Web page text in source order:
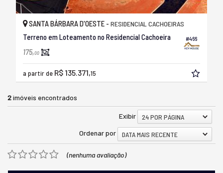
#466
SANTA BÁRBARA D'OESTE - RESIDENCIAL CACHOEIRAS
Terreno em Loteamento no Residencial Cachoeira
175,00
a partir de R$ 135.371,15
2imóveis encontrados
Exibir
24 POR PÁGINA
Ordenar por
DATA MAIS RECENTE
(nenhuma avaliação)